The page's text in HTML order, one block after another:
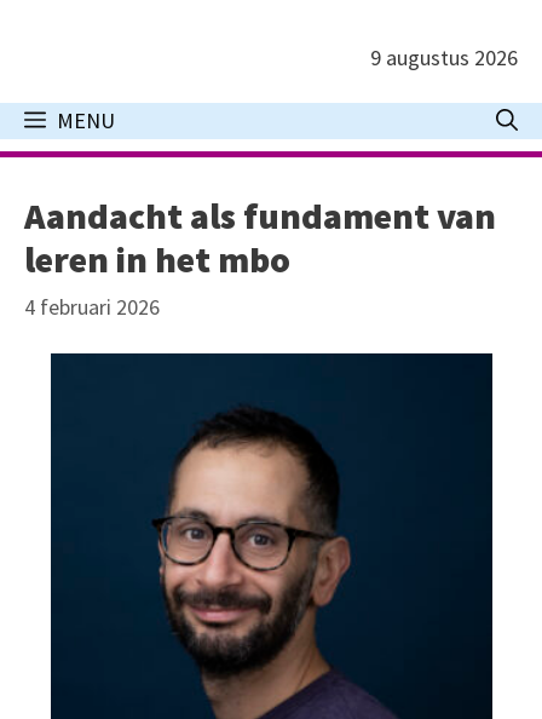
inhoud
9 augustus 2026
MENU
Aandacht als fundament van
leren in het mbo
4 februari 2026